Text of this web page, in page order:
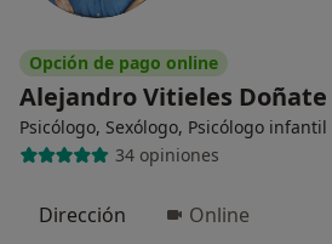
Opción de pago online
Alejandro Vitieles Doñate
Psicólogo, Sexólogo, Psicólogo infantil
34 opiniones
Dirección Online